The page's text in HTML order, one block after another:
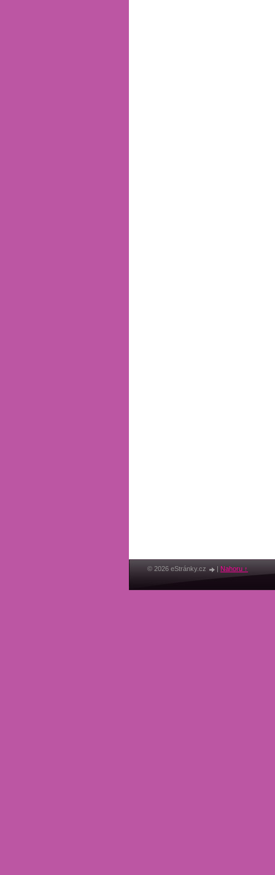
© 2026 eStránky.cz | Nahoru ↑